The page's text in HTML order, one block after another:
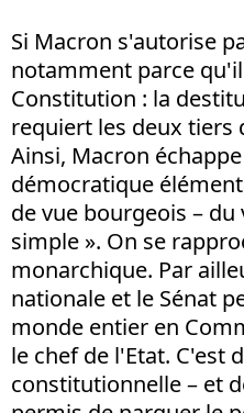
Si Macron s'autorise
notamment parce
Constitution : la
requiert les deux tiers
Ainsi, Macron
démocratique
de vue bourgeois –
simple ». On se
monarchique. Par
nationale et le Sénat
monde entier en
le chef de l'Etat. C'est
constitutionnelle – et